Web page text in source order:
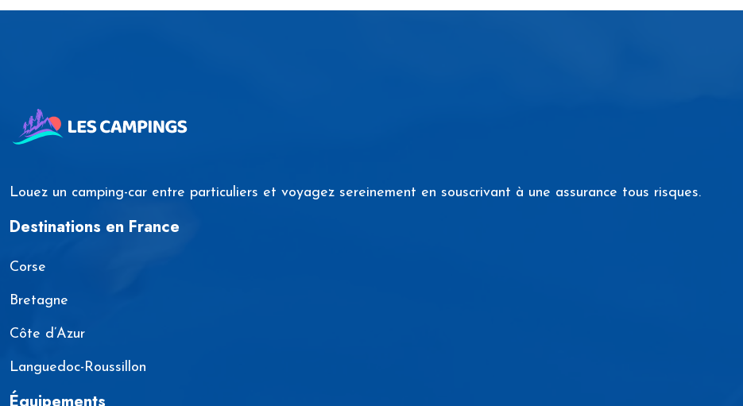
Louez un camping-car entre particuliers et voyagez sereinement en souscrivant à une assurance tous risques.
Destinations en France
Corse
Bretagne
Côte d’Azur
Languedoc-Roussillon